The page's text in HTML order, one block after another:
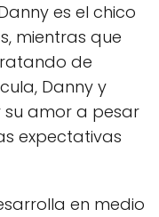
es el chico
mientras que
de
Danny y
amor a pesar
expectativas
en medio